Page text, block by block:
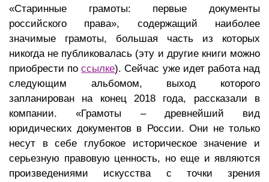
«Старинные грамоты: первые документы
российского права», содержащий наиболее
значимые грамоты, большая часть из которых
никогда не публиковалась (эту и другие книги можно
приобрести поссылке). Сейчас уже идет работа над
следующим альбомом, выход которого
запланирован на конец 2018 года, рассказали в
компании. «Грамоты – древнейший вид
юридических документов в России. Они не только
несут в себе глубокое историческое значение и
серьезную правовую ценность, но еще и являются
произведениями искусства с точки зрения